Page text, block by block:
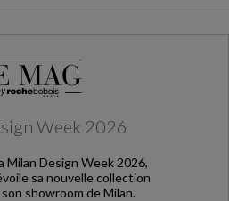
Week 2026
Milan Design Week 2026,
sa nouvelle collection
showroom de Milan.